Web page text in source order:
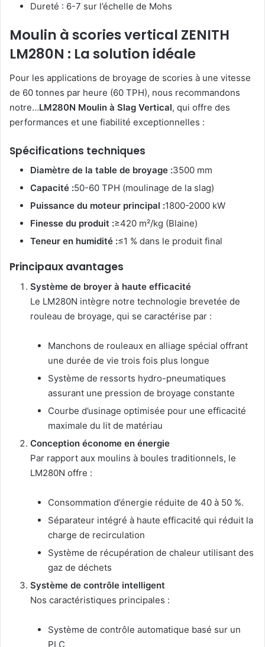
Dureté : 6-7 sur l’échelle de Mohs
Moulin à scories vertical ZENITH
LM280N : La solution idéale
Pour les applications de broyage de scories à une vitesse
de 60 tonnes par heure (60 TPH), nous recommandons
notre…LM280N Moulin à Slag Vertical, qui offre des
performances et une fiabilité exceptionnelles :
Spécifications techniques
Diamètre de la table de broyage :3500 mm
Capacité :50-60 TPH (moulinage de la slag)
Puissance du moteur principal :1800-2000 kW
Finesse du produit :≥420 m²/kg (Blaine)
Teneur en humidité :≤1 % dans le produit final
Principaux avantages
Système de broyer à haute efficacité
Le LM280N intègre notre technologie brevetée de
rouleau de broyage, qui se caractérise par :
Manchons de rouleaux en alliage spécial offrant
une durée de vie trois fois plus longue
Système de ressorts hydro-pneumatiques
assurant une pression de broyage constante
Courbe d’usinage optimisée pour une efficacité
maximale du lit de matériau
Conception économe en énergie
Par rapport aux moulins à boules traditionnels, le
LM280N offre :
Consommation d’énergie réduite de 40 à 50 %.
Séparateur intégré à haute efficacité qui réduit la
charge de recirculation
Système de récupération de chaleur utilisant des
gaz de déchets
Système de contrôle intelligent
Nos caractéristiques principales :
Système de contrôle automatique basé sur un
PLC